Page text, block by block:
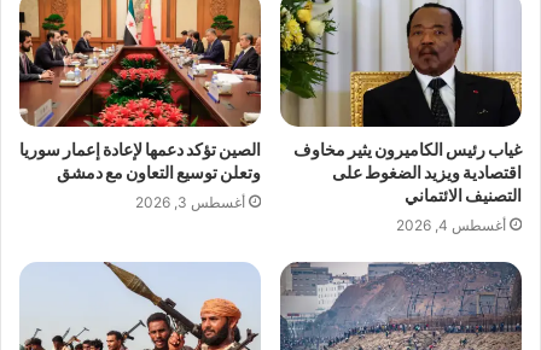
غياب رئيس الكاميرون يثير مخاوف
اقتصادية ويزيد الضغوط على
التصنيف الائتماني
أغسطس 4, 2026
الصين تؤكد دعمها لإعادة إعمار سوريا
وتعلن توسيع التعاون مع دمشق
أغسطس 3, 2026